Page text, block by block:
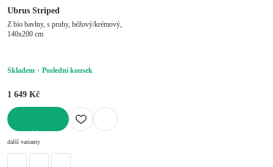
Ubrus Striped
Z bio bavlny, s pruhy, béžový/krémový,
140x200 cm
Skladem Poslední kousek
1 649 Kč
další varianty